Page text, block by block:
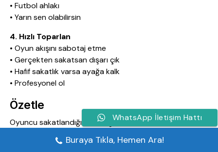
• Futbol ahlakı
• Yarın sen olabilirsin
4. Hızlı Toparlan
• Oyun akışını sabotaj etme
• Gerçekten sakatsan dışarı çık
• Hafif sakatlık varsa ayağa kalk
• Profesyonel ol
Özetle
Oyuncu sakatlandığında maç otomatik olarak durmaz.
Buraya Tıkla, Hemen Ara!
WhatsApp İletişim Hattı